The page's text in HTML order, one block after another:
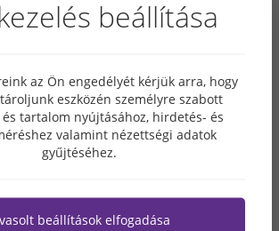
beállítása
az Ön engedélyét kérjük arra, hogy
eszközén személyre szabott
tartalom nyújtásához, hirdetés- és
valamint nézettségi adatok
gyűjtéséhez.
beállítások elfogadása